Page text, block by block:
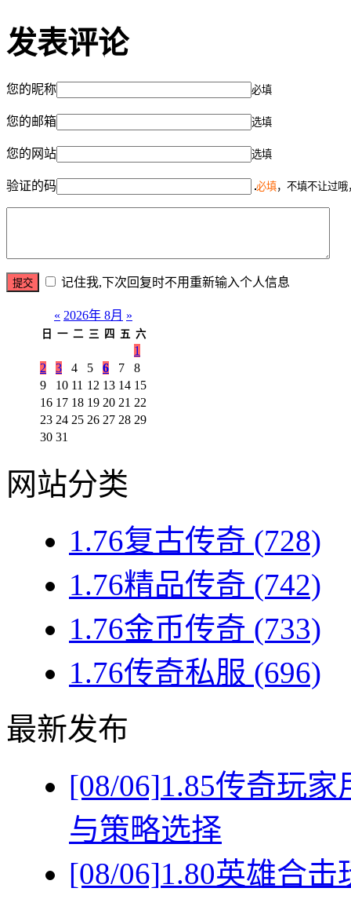
发表评论
您的昵称 必填
您的邮箱 选填
您的网站 选填
验证的码 必填，不填不让过
记住我,下次回复时不用重新输入个人信息
« 2026年 8月 »
日 一 二 三 四 五 六
1
2
3 4 5 6 7
8
9
10 11 12 13 14 15
16 17 18 19 20 21 22
23 24 25 26 27 28 29
30 31
网站分类
1.76复古传奇 (728)
1.76精品传奇 (742)
1.76金币传奇 (733)
1.76传奇私服 (696)
最新发布
[08/06]1.85传奇玩
与策略选择
[08/06]1.80英雄合